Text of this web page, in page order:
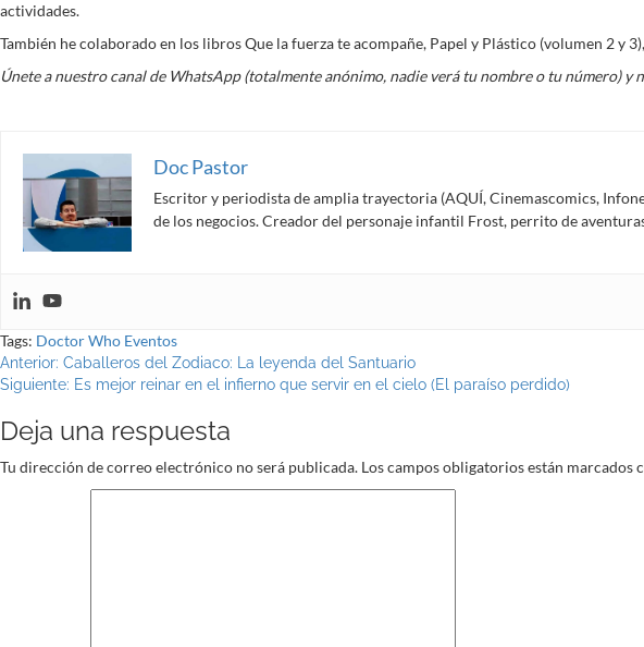
actividades.
También he colaborado en los libros Que la fuerza te acompañe, Papel y Plástico (volumen 2
Únete a nuestro canal de WhatsApp (totalmente anónimo, nadie verá tu nombre o tu número) y
Doc Pastor
Escritor y periodista de amplia trayectoria (AQUÍ, Cinemascomics,
de los negocios. Creador del personaje infantil Frost, perrito de
Tags: Doctor Who Eventos
Navegación
de
entradas
Anterior: Caballeros del Zodiaco: La leyenda del Santuario
Siguiente: Es mejor reinar en el infierno que servir en el cielo (El paraíso perdido)
Deja una respuesta
Tu dirección de correo electrónico no será publicada. Los campos obligatorios están marcados